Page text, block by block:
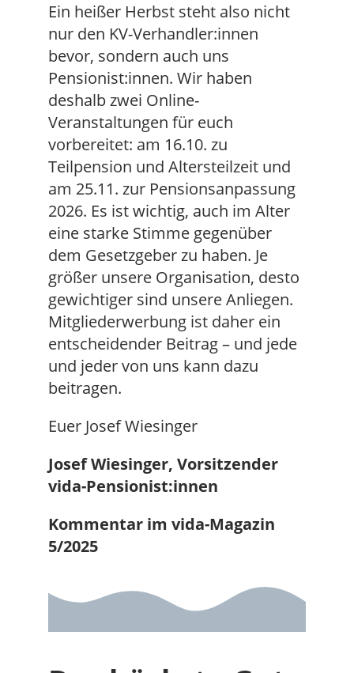
Ein heißer Herbst steht also nicht
nur den KV-Verhandler:innen
bevor, sondern auch uns
Pensionist:innen. Wir haben
deshalb zwei Online-
Veranstaltungen für euch
vorbereitet: am 16.10. zu
Teilpension und Altersteilzeit und
am 25.11. zur Pensionsanpassung
2026. Es ist wichtig, auch im Alter
eine starke Stimme gegenüber
dem Gesetzgeber zu haben. Je
größer unsere Organisation, desto
gewichtiger sind unsere Anliegen.
Mitgliederwerbung ist daher ein
entscheidender Beitrag – und jede
und jeder von uns kann dazu
beitragen.
Euer Josef Wiesinger
Josef Wiesinger, Vorsitzender
vida-Pensionist:innen
Kommentar im vida-Magazin
5/2025